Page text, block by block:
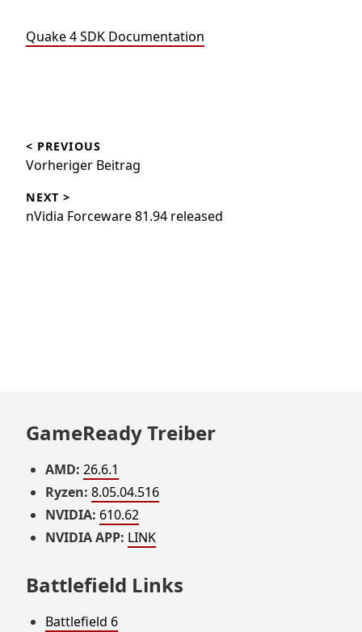
Quake 4 SDK Documentation
< PREVIOUS
Vorheriger Beitrag
NEXT >
nVidia Forceware 81.94 released
GameReady Treiber
AMD: 26.6.1
Ryzen: 8.05.04.516
NVIDIA: 610.62
NVIDIA APP: LINK
Battlefield Links
Battlefield 6